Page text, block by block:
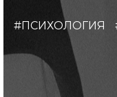
#ПСИХОЛОГИЯ